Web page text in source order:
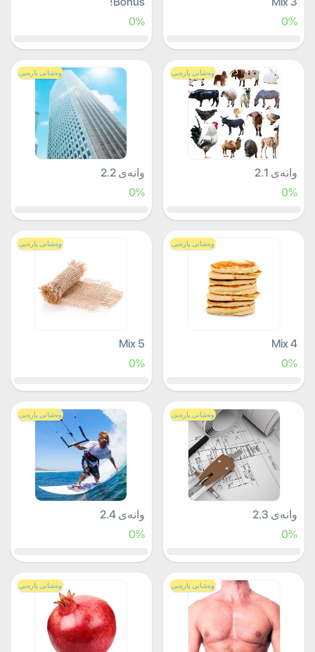
0%
0%
وەشانی پارەیی
وانەی 2.1
0%
وەشانی پارەیی
وانەی 2.2
0%
وەشانی پارەیی
Mix 4
0%
وەشانی پارەیی
Mix 5
0%
وەشانی پارەیی
وانەی 2.3
0%
وەشانی پارەیی
وانەی 2.4
0%
وەشانی پارەیی وەشانی پارەیی